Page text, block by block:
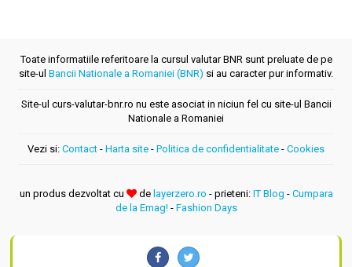
Toate informatiile referitoare la cursul valutar BNR sunt preluate de pe
site-ul Bancii Nationale a Romaniei (BNR) si au caracter pur informativ.
Site-ul curs-valutar-bnr.ro nu este asociat in niciun fel cu site-ul Bancii
Nationale a Romaniei
Vezi si: Contact - Harta site - Politica de confidentialitate - Cookies
un produs dezvoltat cu de layerzero.ro - prieteni: IT Blog - Cumpara
de la Emag!- Fashion Days